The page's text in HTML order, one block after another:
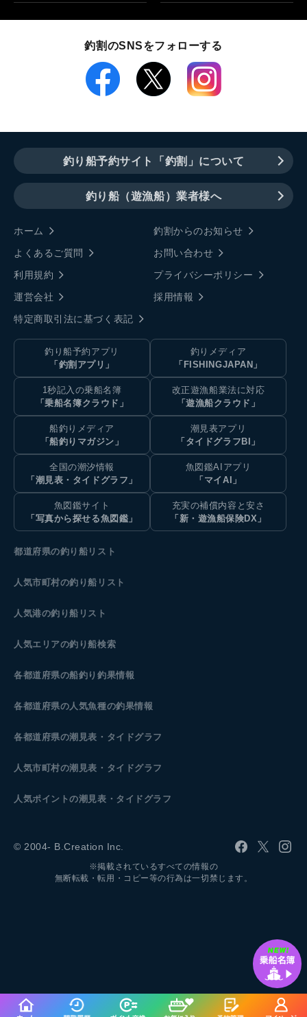
釣割のSNSをフォローする
釣り船予約サイト「釣割」について
釣り船（遊漁船）業者様へ
ホーム
釣割からのお知らせ
よくあるご質問
お問い合わせ
利用規約
プライバシーポリシー
運営会社
採用情報
特定商取引法に基づく表記
釣り船予約アプリ
「釣割アプリ」
釣りメディア
「FISHINGJAPAN」
1秒記入の乗船名簿
「乗船名簿クラウド」
改正遊漁船業法に対応
「遊漁船クラウド」
船釣りメディア
「船釣りマガジン」
潮見表アプリ
「タイドグラフBI」
全国の潮汐情報
「潮見表・タイドグラフ」
魚図鑑AIアプリ
「マイAI」
魚図鑑サイト
「写真から探せる魚図鑑」
充実の補償内容と安さ
「新・遊漁船保険DX」
都道府県の釣り船リスト
人気市町村の釣り船リスト
人気港の釣り船リスト
人気エリアの釣り船検索
各都道府県の船釣り釣果情報
各都道府県の人気魚種の釣果情報
各都道府県の潮見表 ・タイドグラフ
人気市町村の潮見表・タイドグラフ
人気ポイントの潮見表・タイドグラフ
© 2004- B.Creation Inc.
※掲載されているすべての情報の
無断転載・転用・コピー等の行為は一切禁じます。